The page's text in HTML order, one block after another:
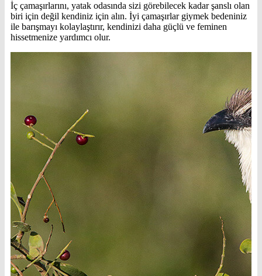
İç çamaşırlarını, yatak odasında sizi görebilecek kadar şanslı olan
biri için değil kendiniz için alın. İyi çamaşırlar giymek bedeniniz
ile barışmayı kolaylaştırır, kendinizi daha güçlü ve feminen
hissetmenize yardımcı olur.